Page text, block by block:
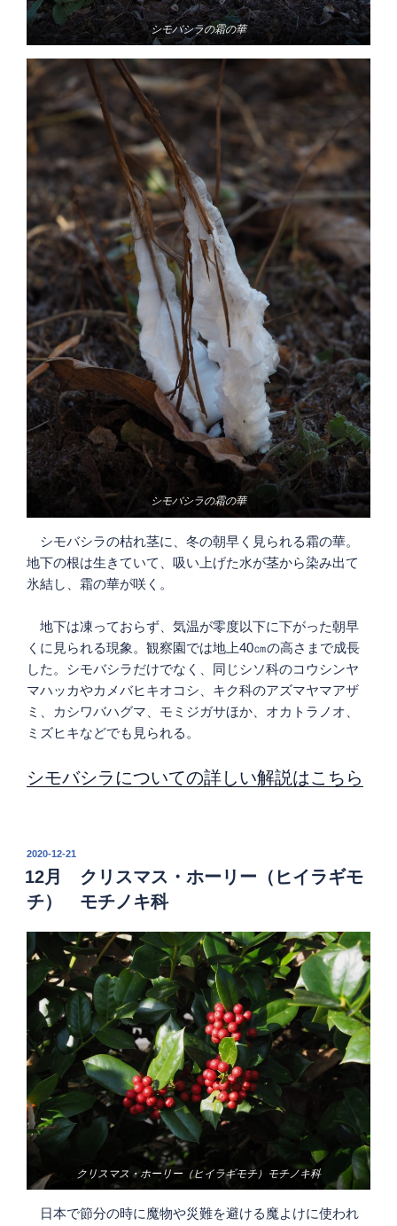
シモバシラの霜の華
シモバシラの霜の華
シモバシラの枯れ茎に、冬の朝早く見られる霜の華。
地下の根は生きていて、吸い上げた水が茎から染み出て
氷結し、霜の華が咲く。
地下は凍っておらず、気温が零度以下に下がった朝早
くに見られる現象。観察園では地上40㎝の高さまで成長
した。シモバシラだけでなく、同じシソ科のコウシンヤ
マハッカやカメバヒキオコシ、キク科のアズマヤマアザ
ミ、カシワバハグマ、モミジガサほか、オカトラノオ、
ミズヒキなどでも見られる。
シモバシラについての詳しい解説はこちら
投
稿
日:
2020-12-21
12月 クリスマス・ホーリー（ヒイラギモ
チ） モチノキ科
クリスマス・ホーリー（ヒイラギモチ）モチノキ科
日本で節分の時に魔物や災難を避ける魔よけに使われ